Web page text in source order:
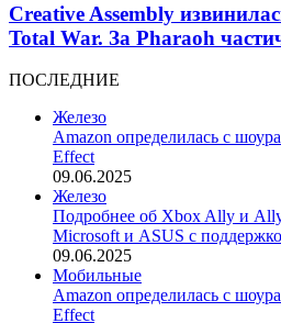
Creative Assembly
Total War. За Pharaoh
ПОСЛЕДНИЕ
Железо
Amazon определилась с
Effect
09.06.2025
Железо
Подробнее об Xbox Ally и
Microsoft и ASUS с
09.06.2025
Мобильные
Amazon определилась с
Effect